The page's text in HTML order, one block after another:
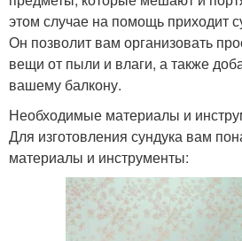
этом случае на помощь приходит
Он позволит вам организовать
вещи от пыли и влаги, а также
вашему балкону.
Необходимые материалы и
Для изготовления сундука вам
материалы и инструменты: